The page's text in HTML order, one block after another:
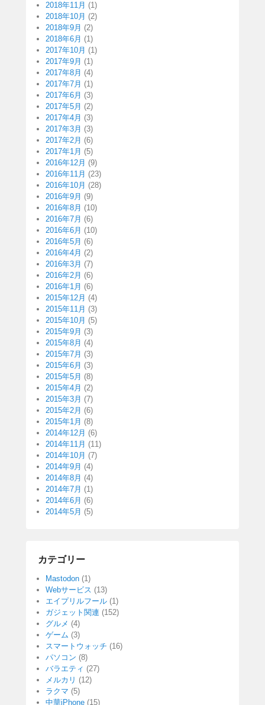
2018年11月 (1)
2018年10月 (2)
2018年9月 (2)
2018年6月 (1)
2017年10月 (1)
2017年9月 (1)
2017年8月 (4)
2017年7月 (1)
2017年6月 (3)
2017年5月 (2)
2017年4月 (3)
2017年3月 (3)
2017年2月 (6)
2017年1月 (5)
2016年12月 (9)
2016年11月 (23)
2016年10月 (28)
2016年9月 (9)
2016年8月 (10)
2016年7月 (6)
2016年6月 (10)
2016年5月 (6)
2016年4月 (2)
2016年3月 (7)
2016年2月 (6)
2016年1月 (6)
2015年12月 (4)
2015年11月 (3)
2015年10月 (5)
2015年9月 (3)
2015年8月 (4)
2015年7月 (3)
2015年6月 (3)
2015年5月 (8)
2015年4月 (2)
2015年3月 (7)
2015年2月 (6)
2015年1月 (8)
2014年12月 (6)
2014年11月 (11)
2014年10月 (7)
2014年9月 (4)
2014年8月 (4)
2014年7月 (1)
2014年6月 (6)
2014年5月 (5)
カテゴリー
Mastodon (1)
Webサービス (13)
エイプリルフール (1)
ガジェット関連 (152)
グルメ (4)
ゲーム (3)
スマートウォッチ (16)
パソコン (8)
バラエティ (27)
メルカリ (12)
ラクマ (5)
中華iPhone (15)